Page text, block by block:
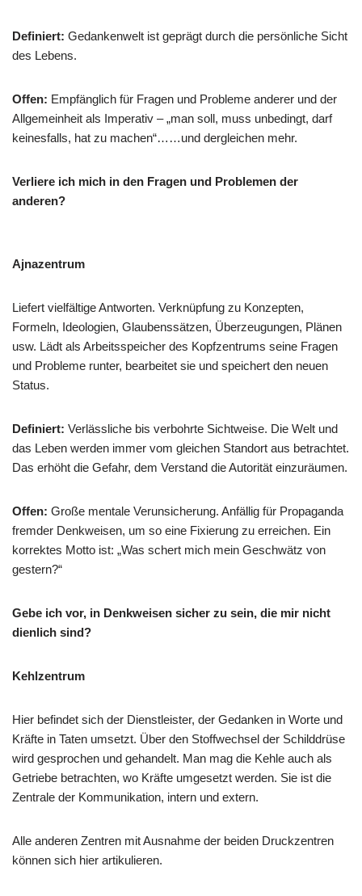
Definiert: Gedankenwelt ist geprägt durch die persönliche Sicht
des Lebens.
Offen: Empfänglich für Fragen und Probleme anderer und der
Allgemeinheit als Imperativ – „man soll, muss unbedingt, darf
keinesfalls, hat zu machen“……und dergleichen mehr.
Verliere ich mich in den Fragen und Problemen der
anderen?
Ajnazentrum
Liefert vielfältige Antworten. Verknüpfung zu Konzepten,
Formeln, Ideologien, Glaubenssätzen, Überzeugungen, Plänen
usw. Lädt als Arbeitsspeicher des Kopfzentrums seine Fragen
und Probleme runter, bearbeitet sie und speichert den neuen
Status.
Definiert: Verlässliche bis verbohrte Sichtweise. Die Welt und
das Leben werden immer vom gleichen Standort aus betrachtet.
Das erhöht die Gefahr, dem Verstand die Autorität einzuräumen.
Offen: Große mentale Verunsicherung. Anfällig für Propaganda
fremder Denkweisen, um so eine Fixierung zu erreichen. Ein
korrektes Motto ist: „Was schert mich mein Geschwätz von
gestern?“
Gebe ich vor, in Denkweisen sicher zu sein, die mir nicht
dienlich sind?
Kehlzentrum
Hier befindet sich der Dienstleister, der Gedanken in Worte und
Kräfte in Taten umsetzt. Über den Stoffwechsel der Schilddrüse
wird gesprochen und gehandelt. Man mag die Kehle auch als
Getriebe betrachten, wo Kräfte umgesetzt werden. Sie ist die
Zentrale der Kommunikation, intern und extern.
Alle anderen Zentren mit Ausnahme der beiden Druckzentren
können sich hier artikulieren.